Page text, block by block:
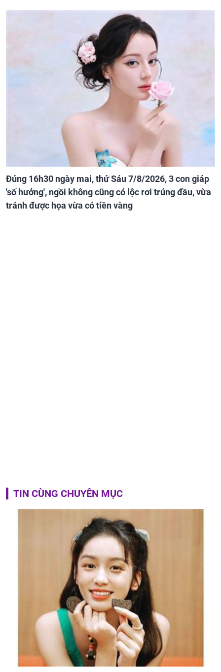
Đúng 16h30 ngày mai, thứ Sáu 7/8/2026, 3 con giáp
'số hưởng', ngồi không cũng có lộc rơi trúng đầu, vừa
tránh được họa vừa có tiền vàng
TIN CÙNG CHUYÊN MỤC